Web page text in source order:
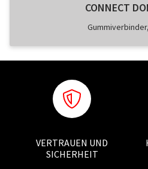
CONNECT
VERTRAUEN UND
SICHERHEIT